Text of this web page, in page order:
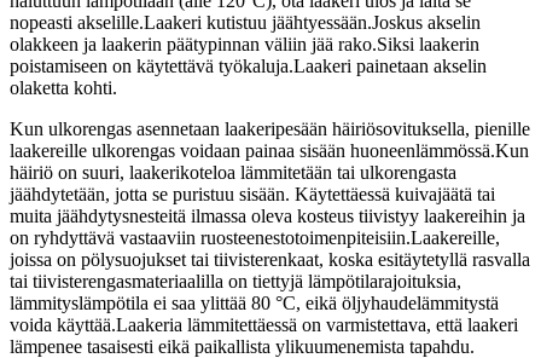
nopeasti akselille.Laakeri kutistuu jäähtyessään.Joskus akselin
olakkeen ja laakerin päätypinnan väliin jää rako.Siksi laakerin
poistamiseen on käytettävä työkaluja.Laakeri painetaan akselin
olaketta kohti.
Kun ulkorengas asennetaan laakeripesään häiriösovituksella, pienille
laakereille ulkorengas voidaan painaa sisään huoneenlämmössä.Kun
häiriö on suuri, laakerikoteloa lämmitetään tai ulkorengasta
jäähdytetään, jotta se puristuu sisään. Käytettäessä kuivajäätä tai
muita jäähdytysnesteitä ilmassa oleva kosteus tiivistyy laakereihin ja
on ryhdyttävä vastaaviin ruosteenestotoimenpiteisiin.Laakereille,
joissa on pölysuojukset tai tiivisterenkaat, koska esitäytetyllä rasvalla
tai tiivisterengasmateriaalilla on tiettyjä lämpötilarajoituksia,
lämmityslämpötila ei saa ylittää 80 °C, eikä öljyhaudelämmitystä
voida käyttää.Laakeria lämmitettäessä on varmistettava, että laakeri
lämpenee tasaisesti eikä paikallista ylikuumenemista tapahdu.